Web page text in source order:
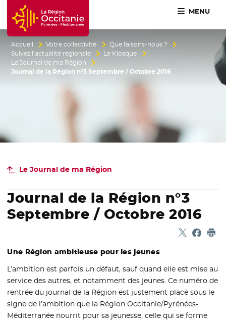
Accueil Région Occitanie / Pyrénées-Méditerranée
MENU
Accueil Votre collectivité
Que faisons-nous ?
Suivez l’actualité régionale
Le Kiosque
Le Journal de ma Région
Journal de la Région n°3 Septembre / Octobre 2016
Le Journal de ma Région
Journal de la Région n°3
Septembre / Octobre 2016
Partager
- Nouvelle
-
Une Région ambitieuse pour les jeunes
L’ambition est parfois un défaut, sauf quand elle est mise au
service des autres, et notamment des jeunes. Ce numéro de
rentrée du journal de la Région est justement placé sous le
signe de l’ambition que la Région Occitanie/Pyrénées-
Méditerranée nourrit pour sa jeunesse, celle qui se forme